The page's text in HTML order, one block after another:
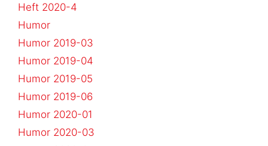
Heft 2020-4
Humor
Humor 2019-03
Humor 2019-04
Humor 2019-05
Humor 2019-06
Humor 2020-01
Humor 2020-03